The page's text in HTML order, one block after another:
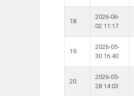
18.
2026-06-
02 11:17
19.
2026-05-
30 16:40
20.
2026-05-
28 14:03